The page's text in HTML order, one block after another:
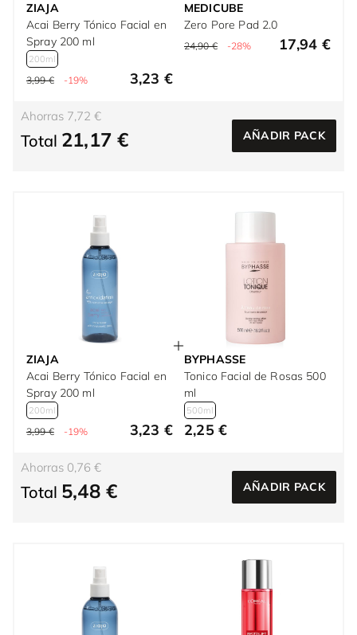
ZIAJA
Acai Berry Tónico Facial en
Spray 200 ml
200ml
3,99 € -19% 3,23 €
MEDICUBE
Zero Pore Pad 2.0
24,90 € -28% 17,94 €
Ahorras 7,72 €
Total 21,17 € AÑADIR PACK
ZIAJA
Acai Berry Tónico Facial en
Spray 200 ml
200ml
3,99 € -19% 3,23 €
BYPHASSE
Tonico Facial de Rosas 500
ml
500ml
2,25 €
Ahorras 0,76 €
Total 5,48 € AÑADIR PACK